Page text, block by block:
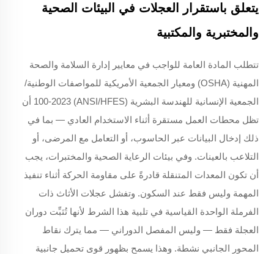
يتعلق باستقرار العجلات في البيئات الصحية
والمختبرية والمكتبية
تتطلب المادة العامة للواجب في معايير إدارة السلامة والصحة
المهنية (OSHA) ومعيار الجمعية الأمريكية للمواصفات الوطنية/
الجمعية الإنسانية للهندسة البشرية (ANSI/HFES) 100-2023 أن
تظل محطات العمل مستقرة أثناء الاستخدام العادي — بما في
ذلك إدخال البيانات عبر الحاسوب، أو التعامل مع المرضى، أو
التلاعب بالعينات. وفي بيئات الرعاية الصحية والمختبرات، يجب
أن تكون المعدات المتنقلة قادرةً على مقاومة الحركة أثناء تنفيذ
المهمة وليس فقط عند السكون. وتفشل عجلات الأثاث ذات
الفرملة الواحدة القياسية في تلبية هذا الشرط لأنها تُثبِّت دوران
العجلة فقط — وليس المفصل الدوراني — مما يترك نقاط
المحور الجانبي نشطة. وهذا يسمح بظهور قوى تحميل جانبية